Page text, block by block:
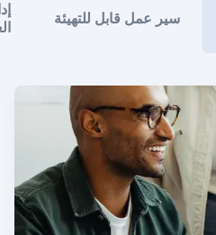
سير عمل قابل للتهيئة